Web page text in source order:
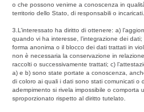
o che possono venirne a conoscenza in
territorio dello Stato, di responsabili o incaricati.
3.L’interessato ha diritto di ottenere: a)
quando vi ha interesse, l’integrazione dei
forma anonima o il blocco dei dati trattati in
non è necessaria la conservazione in
raccolti o successivamente trattati; c)
a) e b) sono state portate a conoscenza,
di coloro ai quali i dati sono stati comunicati o
adempimento si rivela impossibile o comporta
sproporzionato rispetto al diritto tutelato.